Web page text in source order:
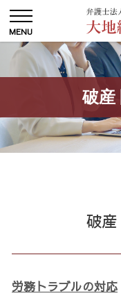
破産
破
労務トラブルの対応